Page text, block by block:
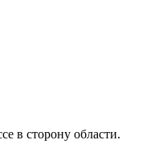
в сторону области.